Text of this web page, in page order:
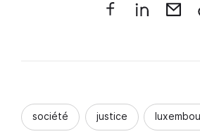
société justice